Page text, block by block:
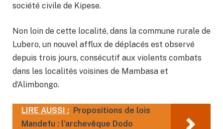
société civile de Kipese.
Non loin de cette localité, dans la commune rurale de
Lubero, un nouvel afflux de déplacés est observé
depuis trois jours, consécutif aux violents combats
dans les localités voisines de Mambasa et
d’Alimbongo.
LIRE AUSSI : Propositions de lois
Mandefu : l’archevêque Dodo